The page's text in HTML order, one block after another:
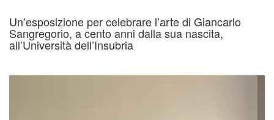
Un’esposizione per celebrare l’arte di Giancarlo
Sangregorio, a cento anni dalla sua nascita,
all’Università dell’Insubria